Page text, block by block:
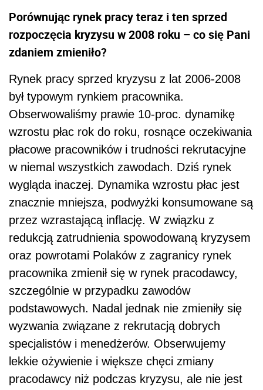
Porównując rynek pracy teraz i ten sprzed
rozpoczęcia kryzysu w 2008 roku – co się Pani
zdaniem zmieniło?
Rynek pracy sprzed kryzysu z lat 2006-2008
był typowym rynkiem pracownika.
Obserwowaliśmy prawie 10-proc. dynamikę
wzrostu płac rok do roku, rosnące oczekiwania
płacowe pracowników i trudności rekrutacyjne
w niemal wszystkich zawodach. Dziś rynek
wygląda inaczej. Dynamika wzrostu płac jest
znacznie mniejsza, podwyżki konsumowane są
przez wzrastającą inflację. W związku z
redukcją zatrudnienia spowodowaną kryzysem
oraz powrotami Polaków z zagranicy rynek
pracownika zmienił się w rynek pracodawcy,
szczególnie w przypadku zawodów
podstawowych. Nadal jednak nie zmieniły się
wyzwania związane z rekrutacją dobrych
specjalistów i menedżerów. Obserwujemy
lekkie ożywienie i większe chęci zmiany
pracodawcy niż podczas kryzysu, ale nie jest